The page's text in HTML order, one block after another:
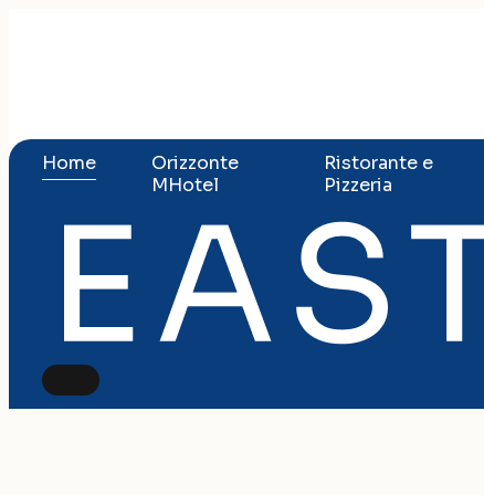
Home
Orizzonte
MHotel
Ristorante e
Pizzeria